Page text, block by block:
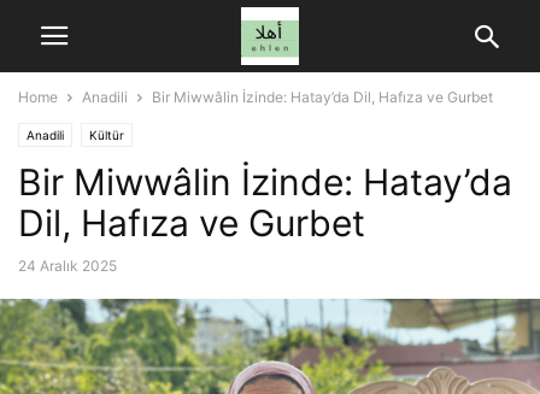
Home Anadili Bir Miwwâlin İzinde: Hatay’da Dil, Hafıza ve Gurbet
Anadili Kültür
Bir Miwwâlin İzinde: Hatay’da
Dil, Hafıza ve Gurbet
24 Aralık 2025